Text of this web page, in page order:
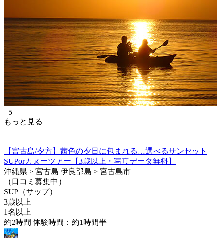
+5
もっと見る
【宮古島/夕方】茜色の夕日に包まれる…選べるサンセット
SUPorカヌーツアー【3歳以上・写真データ無料】
沖縄県 > 宮古島 伊良部島 > 宮古島市
（口コミ募集中）
SUP（サップ）
3歳以上
1名以上
約2時間 体験時間：約1時間半